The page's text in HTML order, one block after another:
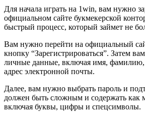
Для начала играть на 1win, вам нужно
официальном сайте букмекерской
быстрый процесс, который займет не
Вам нужно перейти на официальный
кнопку “Зарегистрироваться”. Затем
личные данные, включая имя, фамилию,
адрес электронной почты.
Далее, вам нужно выбрать пароль и
должен быть сложным и содержать как
включая буквы, цифры и спецсимволы.